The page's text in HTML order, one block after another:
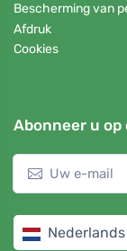
Bescherming van
Afdruk
Cookies
Abonneer u